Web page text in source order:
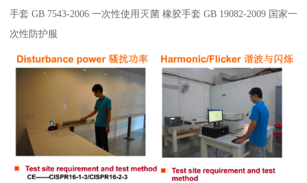
手套 GB 7543-2006 一次性使用灭菌 橡胶手套 GB 19082-2009 国家一
次性防护服